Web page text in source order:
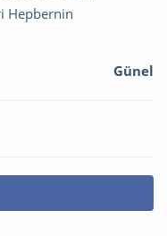
Hepbernin
Günel